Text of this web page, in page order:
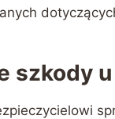
szkody